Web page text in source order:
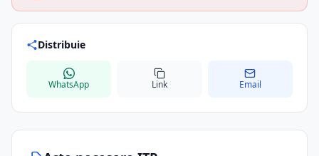
Distribuie
WhatsApp Link Email